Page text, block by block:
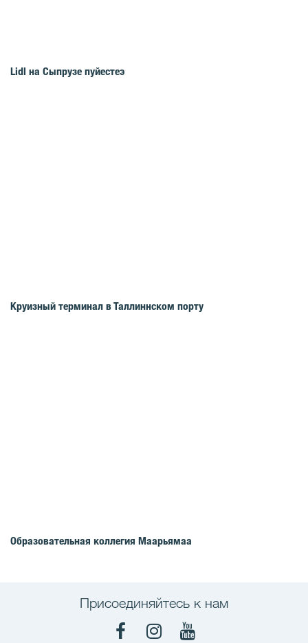
Lidl на Сыпрузе пуйестеэ
Круизный терминал в Таллиннском порту
Образовательная коллегия Маарьямаа
Присоединяйтесь к нам